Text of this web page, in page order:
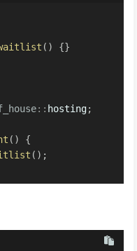
( ) {}
:: hosting;
( )
{
( ) ;